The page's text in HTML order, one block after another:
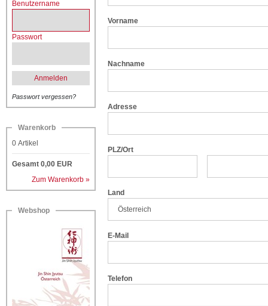
Benutzername
Passwort
Anmelden
Passwort vergessen?
Warenkorb
0 Artikel
Gesamt 0,00 EUR
Zum Warenkorb »
Webshop
Vorname
Nachname
Adresse
PLZ/Ort
Land
E-Mail
Telefon